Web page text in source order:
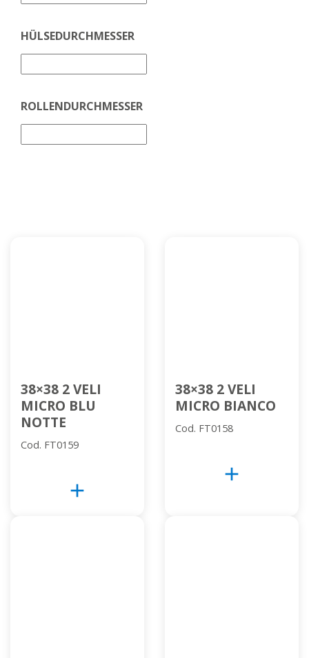
HÜLSEDURCHMESSER
ROLLENDURCHMESSER
38×38 2 VELI
MICRO BLU
NOTTE
Cod. FT0159
add
38×38 2 VELI
MICRO BIANCO
Cod. FT0158
add